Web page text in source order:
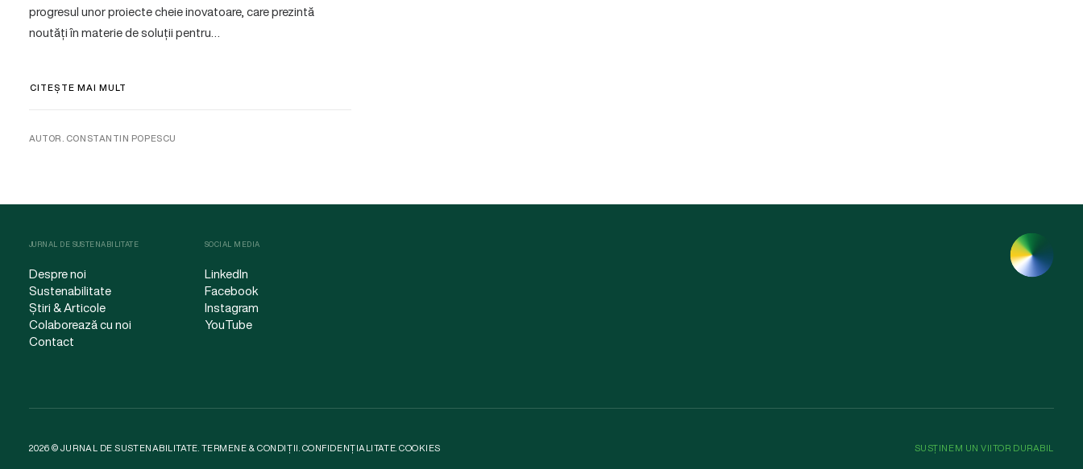
progresul unor proiecte cheie inovatoare, care prezintă
noutăți în materie de soluții pentru…
CITEȘTE MAI MULT
AUTOR. CONSTANTIN POPESCU
JURNAL DE SUSTENABILITATE
Despre noi
Sustenabilitate
Știri & Articole
Colaborează cu noi
Contact
SOCIAL MEDIA
LinkedIn
Facebook
Instagram
YouTube
2026 © JURNAL DE SUSTENABILITATE.TERMENE & CONDIȚII.CONFIDENȚIALITATE.COOKIES SUSȚINEM UN VIITOR DURABIL